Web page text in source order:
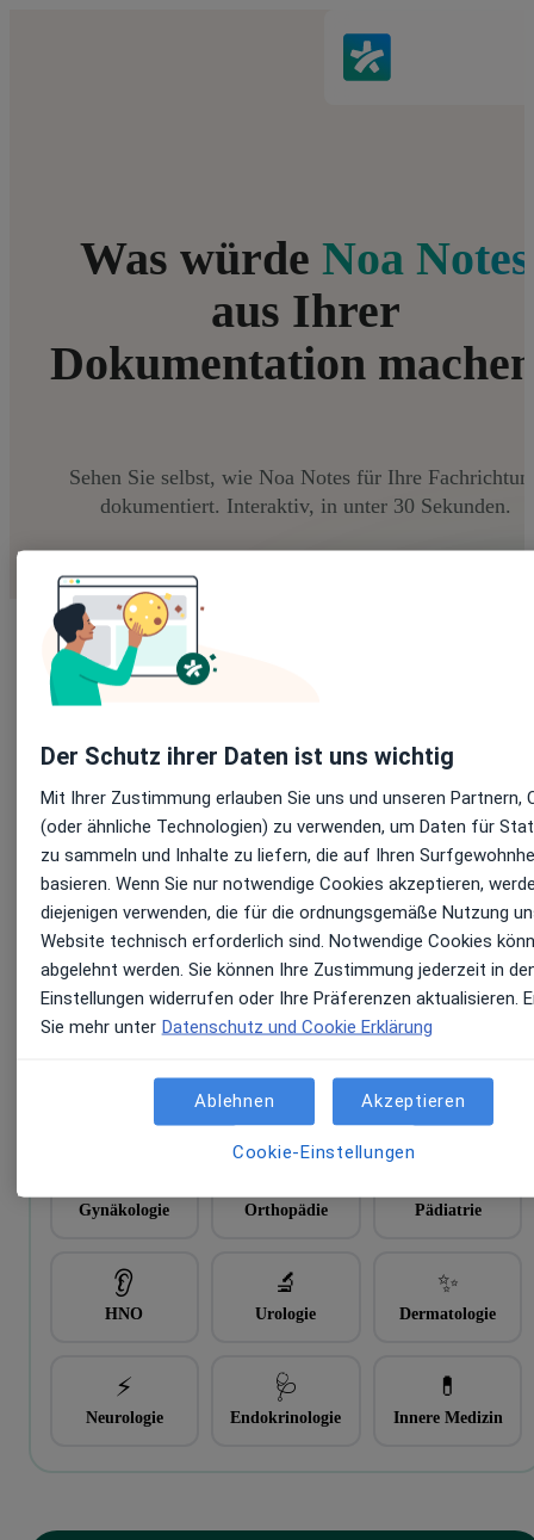
Was würde Noa Notes
aus Ihrer
Dokumentation
Sehen Sie selbst, wie Noa Notes für Ihre
dokumentiert. Interaktiv, in unter 30 Sekunden.
WÄHLEN SIE IHRE FACHRICHTUNG UND
EINEN DOKUMENTATIONSTYP
1 Fachrichtung Dokumenttyp 3 Vergleich
Welche Fachrichtung praktizieren Sie?
Allgemein­
Kardiologie
Psychiatrie /
Psychologie
Gynäkologie Orthopädie Pädiatrie
👂
HNO
🔬
Urologie
✨
Dermatologie
⚡
Neurologie
🩺
Endokrinologie
💊
Innere Medizin
Der Schutz ihrer Daten ist uns wichtig
Mit Ihrer Zustimmung erlauben Sie uns und unseren Partnern,
(oder ähnliche Technologien) zu verwenden, um Daten für
zu sammeln und Inhalte zu liefern, die auf Ihren
basieren. Wenn Sie nur notwendige Cookies akzeptieren,
diejenigen verwenden, die für die ordnungsgemäße Nutzung
Website technisch erforderlich sind. Notwendige Cookies
abgelehnt werden. Sie können Ihre Zustimmung jederzeit in
Einstellungen widerrufen oder Ihre Präferenzen aktualisieren.
Sie mehr unter Datenschutz und Cookie Erklärung
Ablehnen Akzeptieren
Cookie-Einstellungen